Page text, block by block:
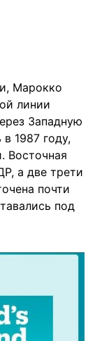
Марокко
линии
Западную
1987 году,
Восточная
а две трети
почти
под